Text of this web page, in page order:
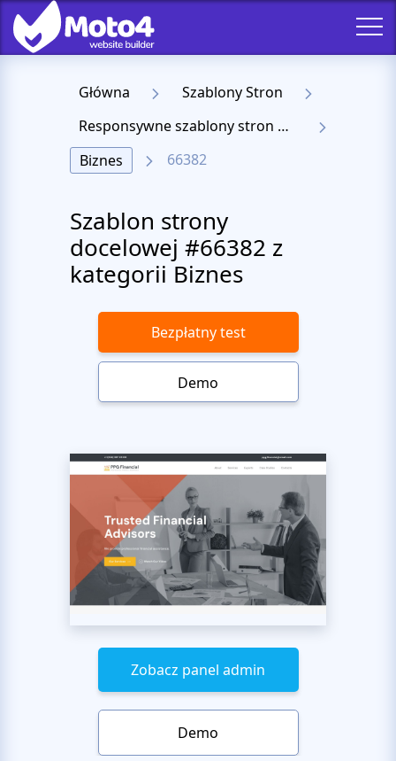
Główna
Szablony Stron
Responsywne szablony stron docelowych
Biznes
66382
Szablon strony
docelowej #66382 z
kategorii Biznes
Bezpłatny test
Demo
Zobacz panel admin
Demo